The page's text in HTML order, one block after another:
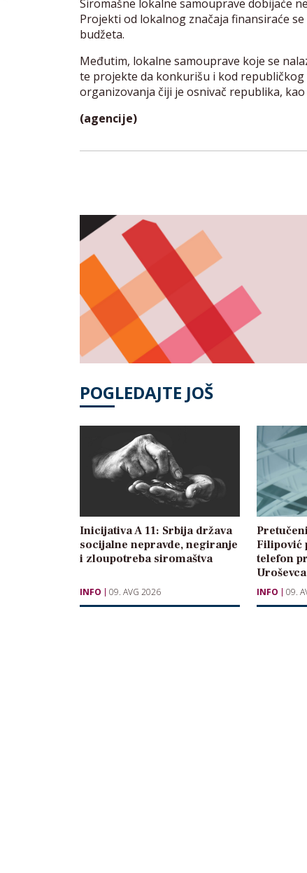
Siromašne lokalne samouprave dobijaće
Projekti od lokalnog značaja finansiraće
budžeta.
Međutim, lokalne samouprave koje se
te projekte da konkurišu i kod
organizovanja čiji je osnivač republika,
(agencije)
POGLEDAJTE JOŠ
Inicijativa A 11: Srbija država
socijalne nepravde, negiranje
i zloupotreba siromaštva
INFO 09. AVG 2026
Filipović
telefon
Uroševca
INFO 09.